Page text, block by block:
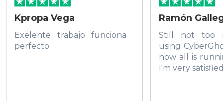
Kpropa Vega
Exelente trabajo funciona
perfecto
Ramón
Still not too
using
now all is
I'm very